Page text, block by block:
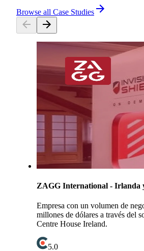
Browse all Case Studies
ZAGG International - Irlanda
Empresa con un volumen de
millones de dólares a través del
Centre House Ireland.
5.0